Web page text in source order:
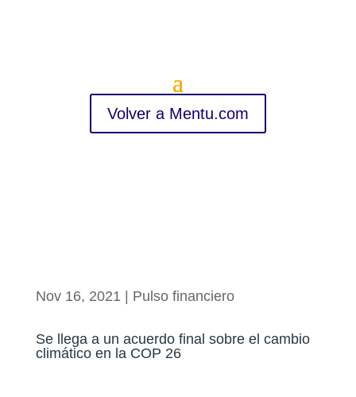
Volver a Mentu.com
Nov 16, 2021 Pulso financiero
Se llega a un acuerdo final sobre el cambio
climático en la COP 26